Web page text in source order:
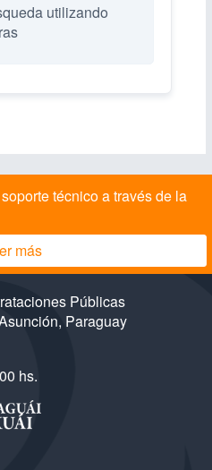
utilizando
técnico a través de la
más
Públicas
Paraguay
hs.